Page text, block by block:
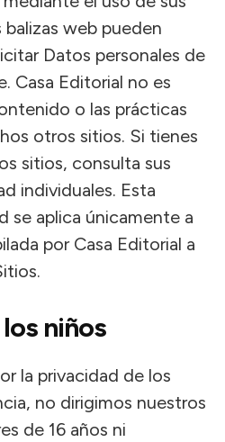
web pueden
Datos personales de
Casa Editorial no es
o las prácticas
otros sitios. Si tienes
sitios, consulta sus
individuales. Esta
se aplica únicamente a
por Casa Editorial a
niños
la privacidad de los
no dirigimos nuestros
de 16 años ni